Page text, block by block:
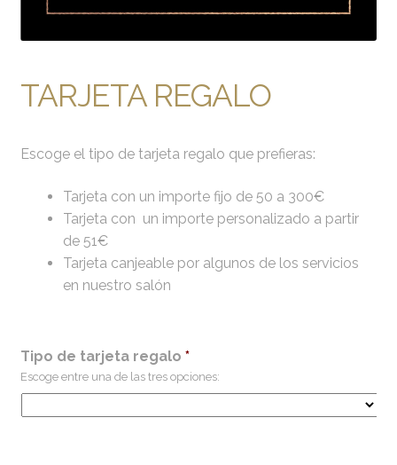
TARJETA REGALO
Escoge el tipo de tarjeta regalo que prefieras:
Tarjeta con un importe fijo de 50 a 300€
Tarjeta con un importe personalizado a partir
de 51€
Tarjeta canjeable por algunos de los servicios
en nuestro salón
Tipo de tarjeta regalo *
Escoge entre una de las tres opciones: